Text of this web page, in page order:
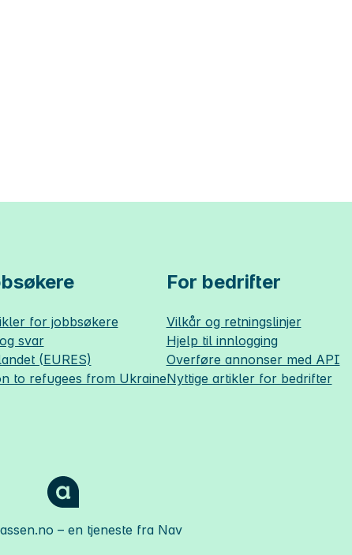
for jobbsøkere
svar
(EURES)
to refugees from Ukraine
For bedrifter
Vilkår og retningslinjer
Hjelp til innlogging
Overføre annonser med API
Nyttige artikler for bedrifter
– en tjeneste fra Nav